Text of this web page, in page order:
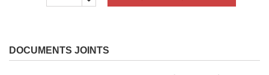
DOCUMENTS JOINTS